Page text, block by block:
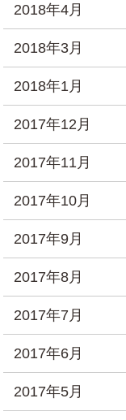
2018年4月
2018年3月
2018年1月
2017年12月
2017年11月
2017年10月
2017年9月
2017年8月
2017年7月
2017年6月
2017年5月